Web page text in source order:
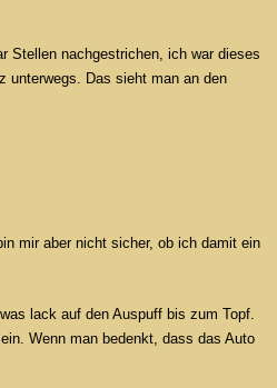
Stellen nachgestrichen, ich war dieses
unterwegs. Das sieht man an den
mir aber nicht sicher, ob ich damit ein
lack auf den Auspuff bis zum Topf.
Wenn man bedenkt, dass das Auto